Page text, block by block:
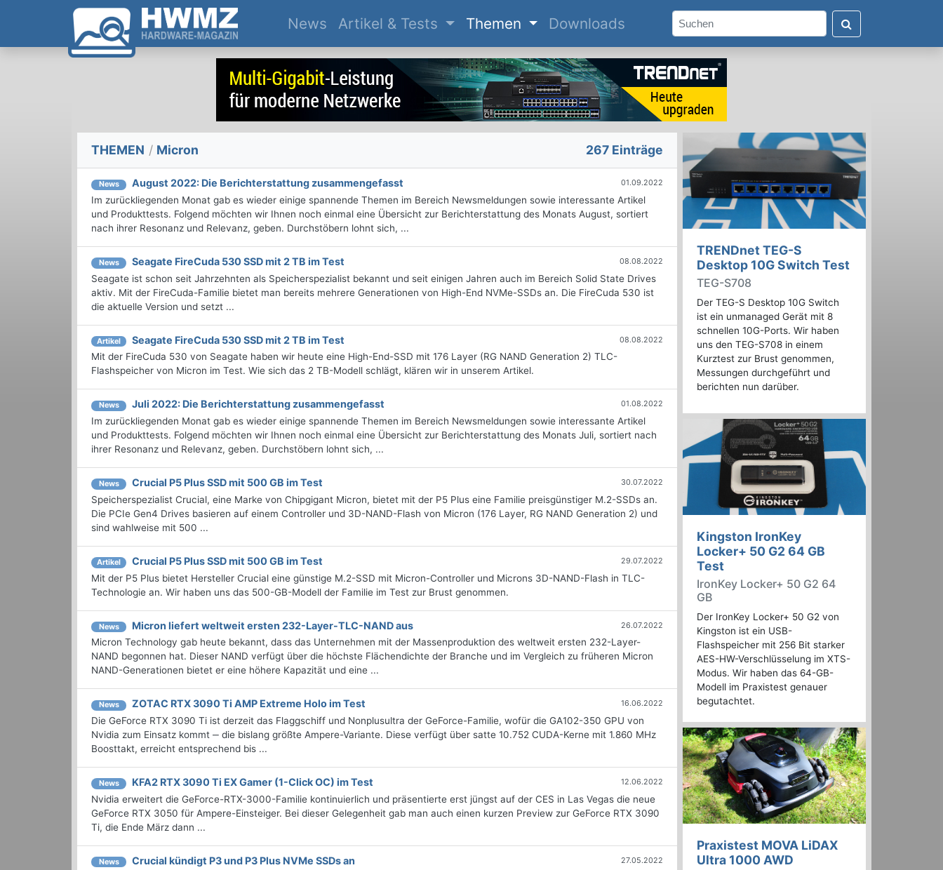
News(current)
Artikel & Tests Themen Downloads
THEMEN / Micron 267 Einträge
News August 2022: Die Bericht­erstattung zusammengefasst 01.09.2022
Im zurückliegenden Monat gab es wieder einige spannende Themen im Bereich Newsmeldungen sowie interessante Artikel
und Produkttests. Folgend möchten wir Ihnen noch einmal eine Übersicht zur Berichterstattung des Monats August, sortiert
nach ihrer Resonanz und Relevanz, geben. Durchstöbern lohnt sich, ...
News Seagate FireCuda 530 SSD mit 2 TB im Test 08.08.2022
Seagate ist schon seit Jahrzehnten als Speicherspezialist bekannt und seit einigen Jahren auch im Bereich Solid State Drives
aktiv. Mit der FireCuda-Familie bietet man bereits mehrere Generationen von High-End NVMe-SSDs an. Die FireCuda 530 ist
die aktuelle Version und setzt ...
Artikel Seagate FireCuda 530 SSD mit 2 TB im Test 08.08.2022
Mit der FireCuda 530 von Seagate haben wir heute eine High-End-SSD mit 176 Layer (RG NAND Generation 2) TLC-
Flashspeicher von Micron im Test. Wie sich das 2 TB-Modell schlägt, klären wir in unserem Artikel.
News Juli 2022: Die Bericht­erstattung zusammengefasst 01.08.2022
Im zurückliegenden Monat gab es wieder einige spannende Themen im Bereich Newsmeldungen sowie interessante Artikel
und Produkttests. Folgend möchten wir Ihnen noch einmal eine Übersicht zur Berichterstattung des Monats Juli, sortiert nach
ihrer Resonanz und Relevanz, geben. Durchstöbern lohnt sich, ...
News Crucial P5 Plus SSD mit 500 GB im Test 30.07.2022
Speicherspezialist Crucial, eine Marke von Chipgigant Micron, bietet mit der P5 Plus eine Familie preisgünstiger M.2-SSDs an.
Die PCIe Gen4 Drives basieren auf einem Controller und 3D-NAND-Flash von Micron (176 Layer, RG NAND Generation 2) und
sind wahlweise mit 500 ...
Artikel Crucial P5 Plus SSD mit 500 GB im Test 29.07.2022
Mit der P5 Plus bietet Hersteller Crucial eine günstige M.2-SSD mit Micron-Controller und Microns 3D-NAND-Flash in TLC-
Technologie an. Wir haben uns das 500-GB-Modell der Familie im Test zur Brust genommen.
News Micron liefert weltweit ersten 232-Layer-TLC-NAND aus 26.07.2022
Micron Technology gab heute bekannt, dass das Unternehmen mit der Massenproduktion des weltweit ersten 232-Layer-
NAND begonnen hat. Dieser NAND verfügt über die höchste Flächendichte der Branche und im Vergleich zu früheren Micron
NAND-Generationen bietet er eine höhere Kapazität und eine ...
News ZOTAC RTX 3090 Ti AMP Extreme Holo im Test 16.06.2022
Die GeForce RTX 3090 Ti ist derzeit das Flaggschiff und Nonplusultra der GeForce-Familie, wofür die GA102-350 GPU von
Nvidia zum Einsatz kommt ‒ die bislang größte Ampere-Variante. Diese verfügt über satte 10.752 CUDA-Kerne mit 1.860 MHz
Boosttakt, erreicht entsprechend bis ...
News KFA2 RTX 3090 Ti EX Gamer (1-Click OC) im Test 12.06.2022
Nvidia erweitert die GeForce-RTX-3000-Familie kontinuierlich und präsentierte erst jüngst auf der CES in Las Vegas die neue
GeForce RTX 3050 für Ampere-Einsteiger. Bei dieser Gelegenheit gab man auch einen kurzen Preview zur GeForce RTX 3090
Ti, die Ende März dann ...
News Crucial kündigt P3 und P3 Plus NVMe SSDs an 27.05.2022
TRENDnet TEG-S
Desktop 10G Switch Test
TEG-S708
Der TEG-S Desktop 10G Switch
ist ein unmanaged Gerät mit 8
schnellen 10G-Ports. Wir haben
uns den TEG-S708 in einem
Kurztest zur Brust genommen,
Messungen durchgeführt und
berichten nun darüber.
Kingston IronKey
Locker+ 50 G2 64 GB
Test
IronKey Locker+ 50 G2 64
GB
Der IronKey Locker+ 50 G2 von
Kingston ist ein USB-
Flashspeicher mit 256 Bit starker
AES-HW-Verschlüsselung im XTS-
Modus. Wir haben das 64-GB-
Modell im Praxistest genauer
begutachtet.
Praxistest MOVA LiDAX
Ultra 1000 AWD